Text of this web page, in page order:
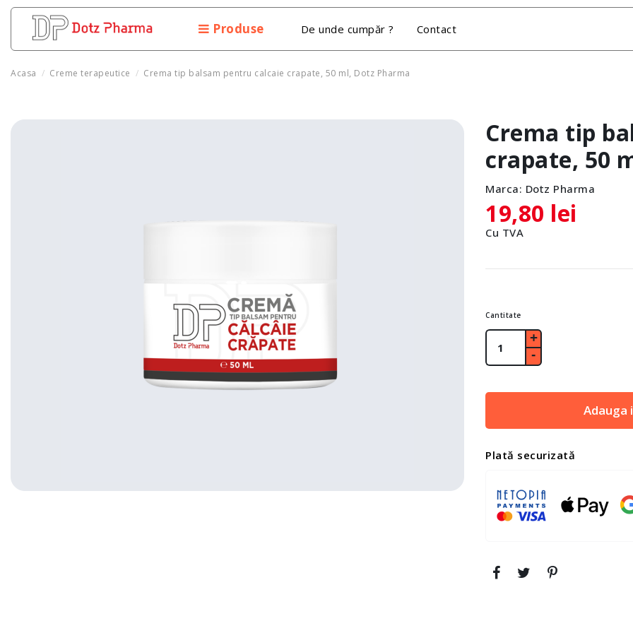
Produse De unde cumpăr ? Contact
Acasa Creme terapeutice Crema tip balsam pentru calcaie crapate, 50 ml, Dotz Pharma
Crema tip
crapate, 50
Marca: Dotz Pharma
19,80 lei
Cu TVA
Cantitate
Adauga
Plată securizată